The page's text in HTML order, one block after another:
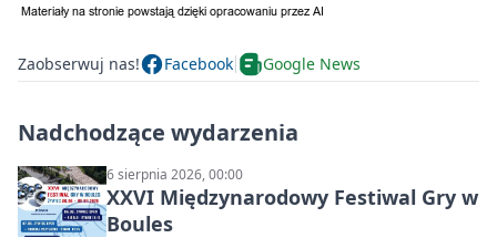
Zaobserwuj nas! Facebook Google News
Nadchodzące wydarzenia
6 sierpnia 2026, 00:00
XXVI Międzynarodowy Festiwal Gry w
Boules